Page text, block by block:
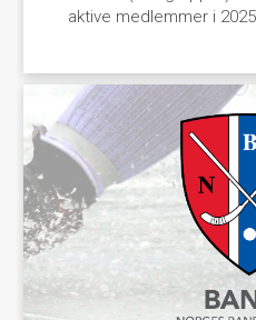
aktive medlemmer i